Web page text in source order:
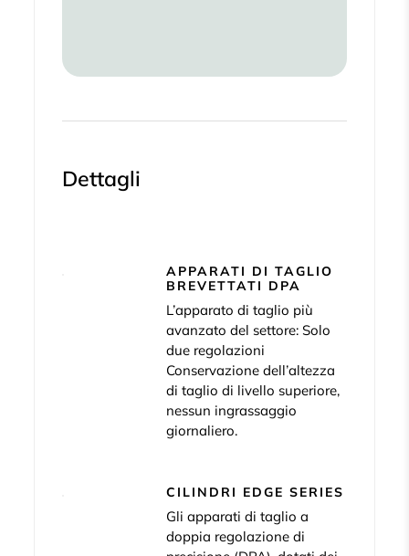
Dettagli
APPARATI DI TAGLIO
BREVETTATI DPA
L’apparato di taglio più
avanzato del settore: Solo
due regolazioni
Conservazione dell’altezza
di taglio di livello superiore,
nessun ingrassaggio
giornaliero.
CILINDRI EDGE SERIES
Gli apparati di taglio a
doppia regolazione di